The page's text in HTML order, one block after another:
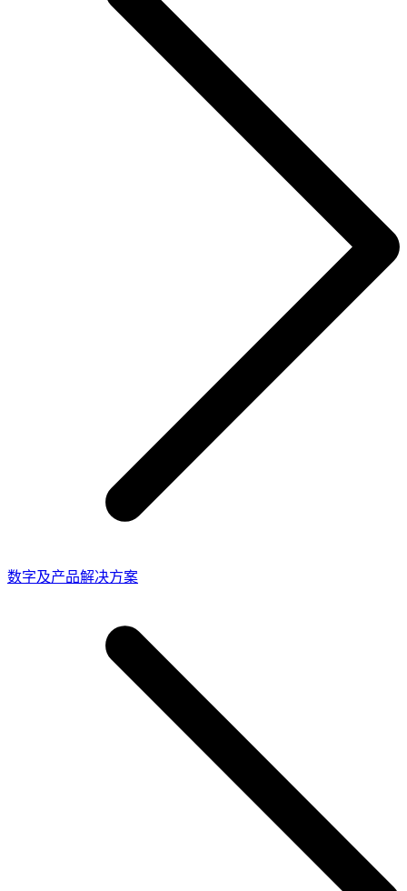
数字及产品解决方案